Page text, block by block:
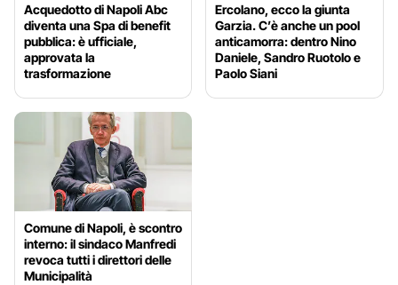
Acquedotto di Napoli Abc
diventa una Spa di benefit
pubblica: è ufficiale,
approvata la
trasformazione
Ercolano, ecco la giunta
Garzia. C’è anche un pool
anticamorra: dentro Nino
Daniele, Sandro Ruotolo e
Paolo Siani
Comune di Napoli, è scontro
interno: il sindaco Manfredi
revoca tutti i direttori delle
Municipalità